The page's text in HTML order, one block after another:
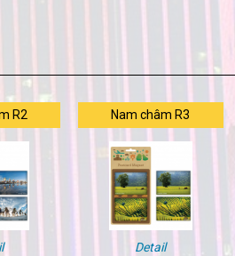
R2 Nam châm R3
Detail